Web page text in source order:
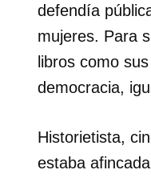
defendía
mujeres. Para
libros como
democracia,
Historietista,
estaba